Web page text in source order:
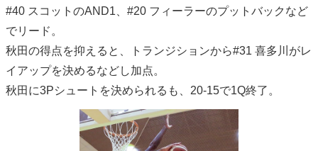
#40 スコットのAND1、#20 フィーラーのプットバックなど
でリード。
秋田の得点を抑えると、トランジションから#31 喜多川がレ
イアップを決めるなどし加点。
秋田に3Pシュートを決められるも、20-15で1Q終了。